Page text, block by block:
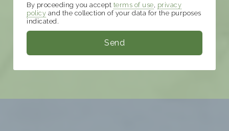
By proceeding you accept terms of use, privacy
policy and the collection of your data for the purposes
indicated.